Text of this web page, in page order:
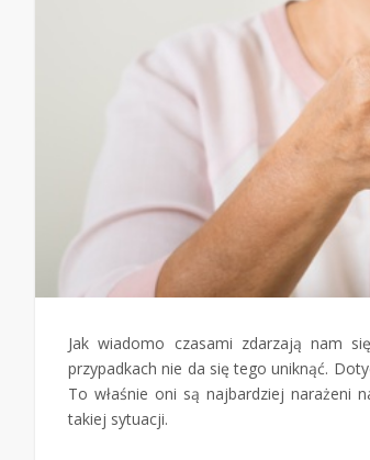
Jak wiadomo czasami zdarzają nam
przypadkach nie da się tego uniknąć.
To właśnie oni są najbardziej narażeni
takiej sytuacji.